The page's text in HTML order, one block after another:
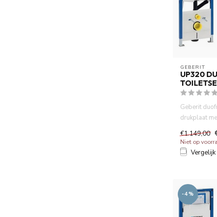
GEBERIT
UP320
Geberit
drukplaat
spoelrand
€1.149,00
Niet op
Vergelijk
-4%